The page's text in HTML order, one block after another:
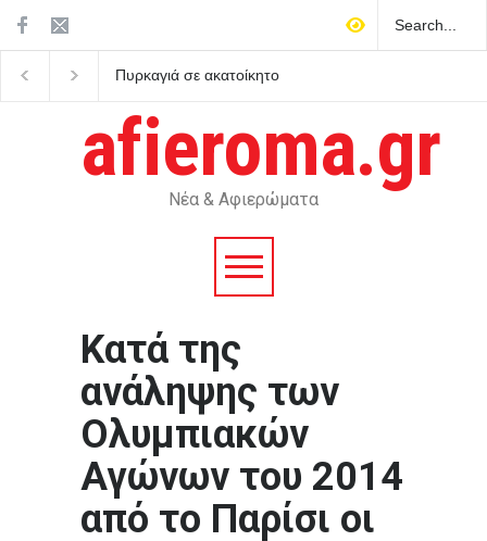
Πυρκαγιά σε ακατοίκητο
Απεγκλωβίστηκε ένας
άνθρωπος
afieroma.gr
Νέα & Αφιερώματα
Κατά της
ανάληψης των
Ολυμπιακών
Αγώνων του 2014
από το Παρίσι οι